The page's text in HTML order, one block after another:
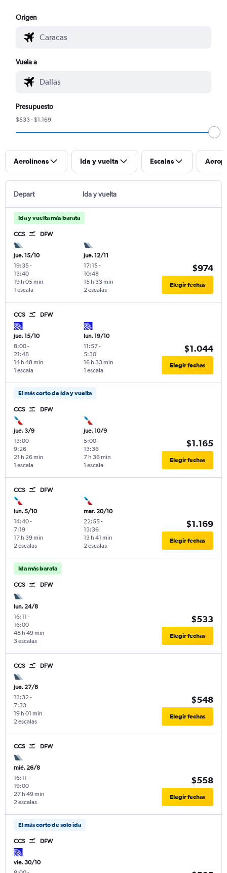
Origen
Vuela a
Presupuesto
$533 - $1.169
Aerolíneas Ida y vuelta Escalas
Depart Ida y vuelta
Ida y vuelta más barata
CCS DFW
jue. 15/10
19:35-
13:40
1 escala
19 h 05 min
jue. 12/11
17:15-
10:48
2 escalas
15 h 33 min
$974
Elegir fechas
CCS DFW
jue. 15/10
8:00-
21:48
1 escala
14 h 48 min
lun. 19/10
11:57-
5:30
1 escala
16 h 33 min
$1.044
Elegir fechas
El más corto de ida y vuelta
CCS DFW
jue. 3/9
13:00-
9:26
1 escala
21 h 26 min
jue. 10/9
5:00-
13:36
1 escala
7 h 36 min
$1.165
Elegir fechas
CCS DFW
lun. 5/10
14:40-
7:19
2 escalas
17 h 39 min
mar. 20/10
22:55-
13:36
2 escalas
13 h 41 min
$1.169
Elegir fechas
Ida más barata
CCS DFW
lun. 24/8
16:11 -
16:00
3 escalas
48 h 49 min
$533
Elegir fechas
CCS DFW
jue. 27/8
13:32 -
7:33
2 escalas
19 h 01 min
$548
Elegir fechas
CCS DFW
mié. 26/8
16:11 -
19:00
2 escalas
27 h 49 min
$558
Elegir fechas
El más corto de solo ida
CCS DFW
vie. 30/10